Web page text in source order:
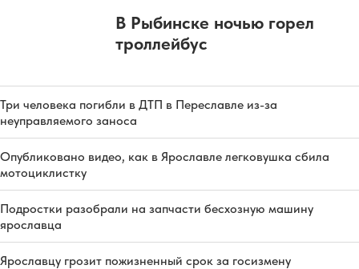
В Рыбинске ночью горел
троллейбус
Три человека погибли в ДТП в Переславле из-за
неуправляемого заноса
Опубликовано видео, как в Ярославле легковушка сбила
мотоциклистку
Подростки разобрали на запчасти бесхозную машину
ярославца
Ярославцу грозит пожизненный срок за госизмену